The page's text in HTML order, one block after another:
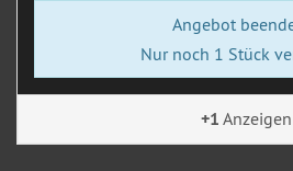
Angebot
Nur noch 1 Stück
+1 Anzeigen